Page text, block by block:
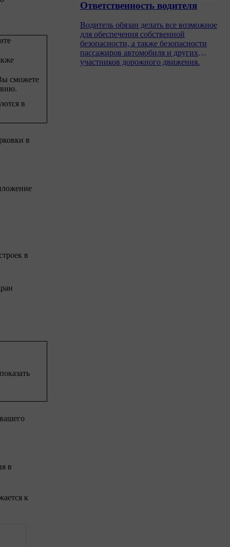
сможете
в
в
в
в
к
Ответственность водителя
Водитель обязан делать все возможное
для обеспечения собственной
безопасности, а также безопасности
пассажиров автомобиля и других
участников дорожного движения.